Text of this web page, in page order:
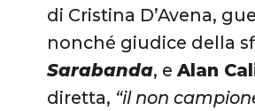
di Cristina D’Avena,
nonché giudice della
Sarabanda, eAlan
diretta, “il non